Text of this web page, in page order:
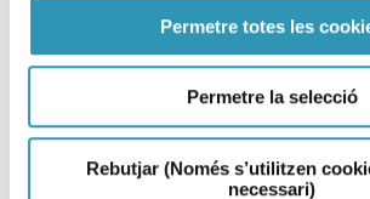
Permetre totes les
Permetre la selecció
Rebutjar (Només s’utilitzen
necessari)
Fem Salut a les